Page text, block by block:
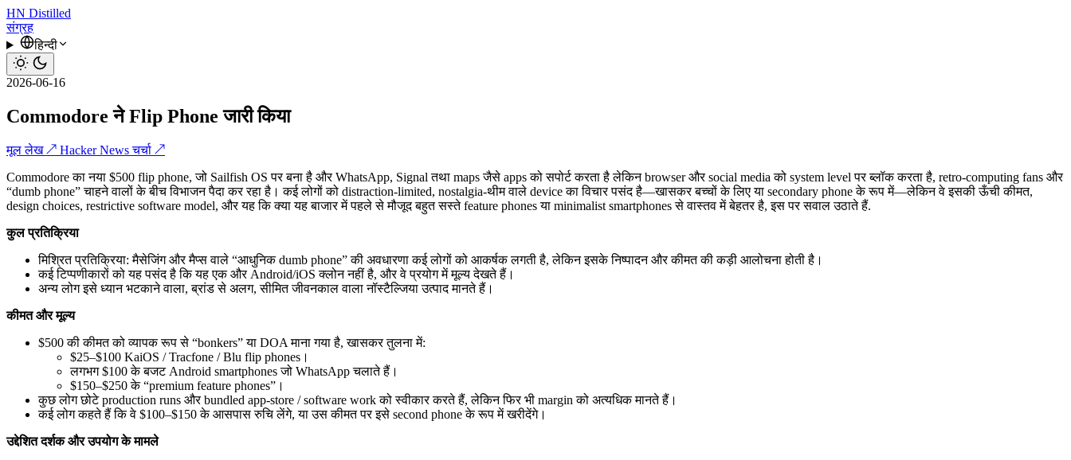
HN Distilled
संग्रह
हिन्दी
2026-06-16
Commodore ने Flip Phone जारी किया
मूल लेख ↗ Hacker News चर्चा ↗
Commodore का नया $500 flip phone, जो Sailfish OS पर बना है और WhatsApp, Signal तथा maps जैसे apps को सपोर्ट करता है लेकिन browser और social media को system level पर ब्लॉक करता है, retro-computing fans और
“dumb phone” चाहने वालों के बीच विभाजन पैदा कर रहा है। कई लोगों को distraction-limited, nostalgia-थीम वाले device का विचार पसंद है—खासकर बच्चों के लिए या secondary phone के रूप में—लेकिन वे इसकी ऊँची कीमत,
design choices, restrictive software model, और यह कि क्या यह बाजार में पहले से मौजूद बहुत सस्ते feature phones या minimalist smartphones से वास्तव में बेहतर है, इस पर सवाल उठाते हैं.
कुल प्रतिक्रिया
मिश्रित प्रतिक्रिया: मैसेजिंग और मैप्स वाले “आधुनिक dumb phone” की अवधारणा कई लोगों को आकर्षक लगती है, लेकिन इसके निष्पादन और कीमत की कड़ी आलोचना होती है।
कई टिप्पणीकारों को यह पसंद है कि यह एक और Android/iOS क्लोन नहीं है, और वे प्रयोग में मूल्य देखते हैं।
अन्य लोग इसे ध्यान भटकाने वाला, ब्रांड से अलग, सीमित जीवनकाल वाला नॉस्टैल्जिया उत्पाद मानते हैं।
कीमत और मूल्य
$500 की कीमत को व्यापक रूप से “bonkers” या DOA माना गया है, खासकर तुलना में:
$25–$100 KaiOS / Tracfone / Blu flip phones।
लगभग $100 के बजट Android smartphones जो WhatsApp चलाते हैं।
$150–$250 के “premium feature phones”।
कुछ लोग छोटे production runs और bundled app-store / software work को स्वीकार करते हैं, लेकिन फिर भी margin को अत्यधिक मानते हैं।
कई लोग कहते हैं कि वे $100–$150 के आसपास रुचि लेंगे, या उस कीमत पर इसे second phone के रूप में खरीदेंगे।
उद्देशित दर्शक और उपयोग के मामले